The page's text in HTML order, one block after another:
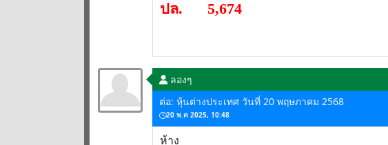
ปล. 5,674
ลองๆ
ต่อ: หุ้นต่างประเทศ วันที่ 20 พฤษภาคม 2568
20 พ.ค 2025, 10:48
ห้าง